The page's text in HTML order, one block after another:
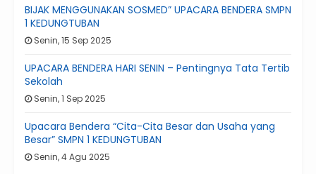
BIJAK MENGGUNAKAN SOSMED” UPACARA BENDERA SMPN
1 KEDUNGTUBAN
Senin, 15 Sep 2025
UPACARA BENDERA HARI SENIN – Pentingnya Tata Tertib
Sekolah
Senin, 1 Sep 2025
Upacara Bendera “Cita-Cita Besar dan Usaha yang
Besar” SMPN 1 KEDUNGTUBAN
Senin, 4 Agu 2025